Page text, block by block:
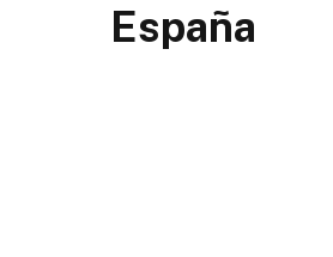
España